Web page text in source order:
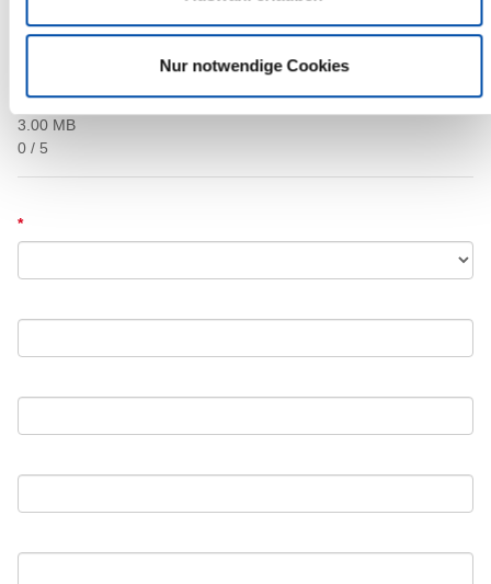
Nur notwendige Cookies
jpg,png,gif,pdf
3.00 MB
0 / 5
*